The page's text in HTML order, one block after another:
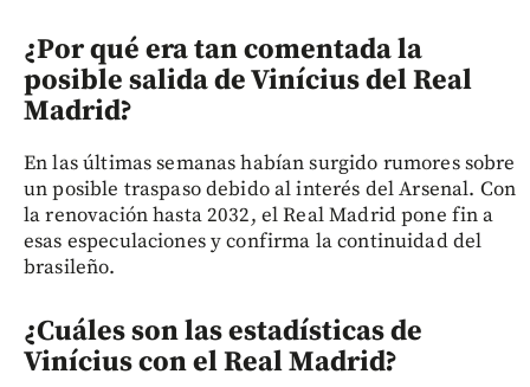
¿Por qué era tan comentada la
posible salida de Vinícius del Real
Madrid?
En las últimas semanas habían surgido rumores sobre
un posible traspaso debido al interés del Arsenal. Con
la renovación hasta 2032, el Real Madrid pone fin a
esas especulaciones y confirma la continuidad del
brasileño.
¿Cuáles son las estadísticas de
Vinícius con el Real Madrid?